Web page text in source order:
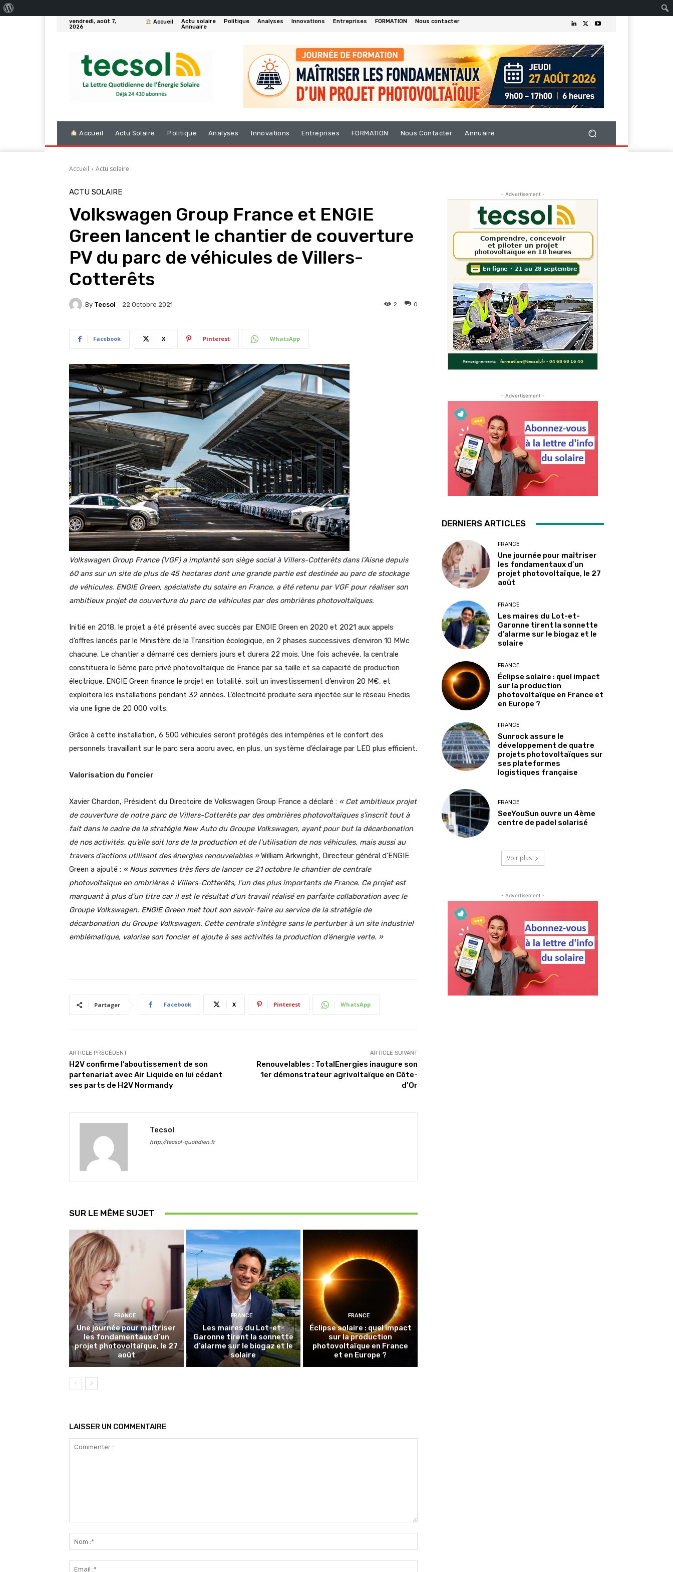
vendredi, août 7,
2026
Accueil Actu solaire Politique Analyses Innovations Entreprises FORMATION
Nous contacter
Annuaire
Accueil Actu Solaire Politique Analyses Innovations Entreprises FORMATION Nous Contacter Annuaire
Accueil Actu solaire
ACTU SOLAIRE
Volkswagen Group France et ENGIE
Green lancent le chantier de couverture
PV du parc de véhicules de Villers-
Cotterêts
By Tecsol 22 Octobre 2021 0
2
Facebook X Pinterest WhatsApp
Volkswagen Group France (VGF) a implanté son siège social à Villers-Cotterêts dans l’Aisne depuis
60 ans sur un site de plus de 45 hectares dont une grande partie est destinée au parc de stockage
de véhicules. ENGIE Green, spécialiste du solaire en France, a été retenu par VGF pour réaliser son
ambitieux projet de couverture du parc de véhicules par des ombrières photovoltaïques.
Initié en 2018, le projet a été présenté avec succès par ENGIE Green en 2020 et 2021 aux appels
d’offres lancés par le Ministère de la Transition écologique, en 2 phases successives d’environ 10 MWc
chacune. Le chantier a démarré ces derniers jours et durera 22 mois. Une fois achevée, la centrale
constituera le 5ème parc privé photovoltaïque de France par sa taille et sa capacité de production
électrique. ENGIE Green finance le projet en totalité, soit un investissement d’environ 20 M€, et
exploitera les installations pendant 32 années. L’électricité produite sera injectée sur le réseau Enedis
via une ligne de 20 000 volts.
Grâce à cette installation, 6 500 véhicules seront protégés des intempéries et le confort des
personnels travaillant sur le parc sera accru avec, en plus, un système d’éclairage par LED plus efficient.
Valorisation du foncier
Xavier Chardon, Président du Directoire de Volkswagen Group France a déclaré : « Cet ambitieux projet
de couverture de notre parc de Villers-Cotterêts par des ombrières photovoltaïques s’inscrit tout à
fait dans le cadre de la stratégie New Auto du Groupe Volkswagen, ayant pour but la décarbonation
de nos activités, qu’elle soit lors de la production et de l’utilisation de nos véhicules, mais aussi au
travers d’actions utilisant des énergies renouvelables »William Arkwright, Directeur général d’ENGIE
Green a ajouté : « Nous sommes très fiers de lancer ce 21 octobre le chantier de centrale
photovoltaïque en ombrières à Villers-Cotterêts, l’un des plus importants de France. Ce projet est
marquant à plus d’un titre car il est le résultat d’un travail réalisé en parfaite collaboration avec le
Groupe Volkswagen. ENGIE Green met tout son savoir-faire au service de la stratégie de
décarbonation du Groupe Volkswagen. Cette centrale s’intègre sans le perturber à un site industriel
emblématique, valorise son foncier et ajoute à ses activités la production d’énergie verte. »
Partager Facebook X Pinterest WhatsApp
ARTICLE PRÉCÉDENT
H2V confirme l’aboutissement de son
partenariat avec Air Liquide en lui cédant
ses parts de H2V Normandy
ARTICLE SUIVANT
Renouvelables : TotalEnergies inaugure son
1er démonstrateur agrivoltaïque en Côte-
d’Or
Tecsol
http://tecsol-quotidien.fr
SUR LE MÊME SUJET
FRANCE
Une journée pour maîtriser
les fondamentaux d’un
projet photovoltaïque, le 27
août
FRANCE
Les maires du Lot-et-
Garonne tirent la sonnette
d’alarme sur le biogaz et le
solaire
FRANCE
Éclipse solaire : quel impact
sur la production
photovoltaïque en France
et en Europe ?
LAISSER UN COMMENTAIRE
:*
- Advertisement -
- Advertisement -
DERNIERS ARTICLES
FRANCE
Une journée pour maîtriser
les fondamentaux d’un
projet photovoltaïque, le 27
août
FRANCE
Les maires du Lot-et-
Garonne tirent la sonnette
d’alarme sur le biogaz et le
solaire
FRANCE
Éclipse solaire : quel impact
sur la production
photovoltaïque en France et
en Europe ?
FRANCE
Sunrock assure le
développement de quatre
projets photovoltaïques sur
ses plateformes
logistiques française
FRANCE
SeeYouSun ouvre un 4ème
centre de padel solarisé
Voir plus
- Advertisement -